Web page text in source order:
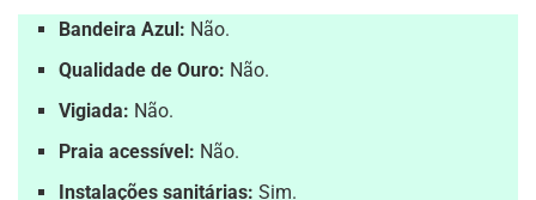
Bandeira Azul: Não.
Qualidade de Ouro: Não.
Vigiada: Não.
Praia acessível: Não.
Instalações sanitárias:Sim.